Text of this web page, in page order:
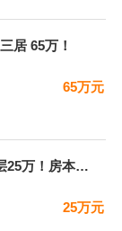
居 65万！
65万元
二康附近 集中供暖三居室2层25万！房本满五过户费少！
25万元